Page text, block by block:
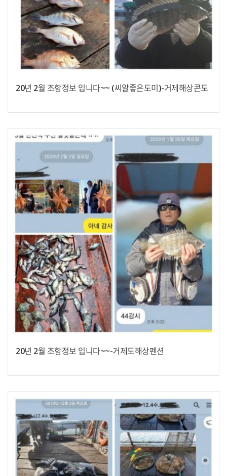
20년 2월 조항정보 입니다~~ (씨알좋은도미)-거제해상콘도
20년 2월 조항정보 입니다~~-거제도해상펜션